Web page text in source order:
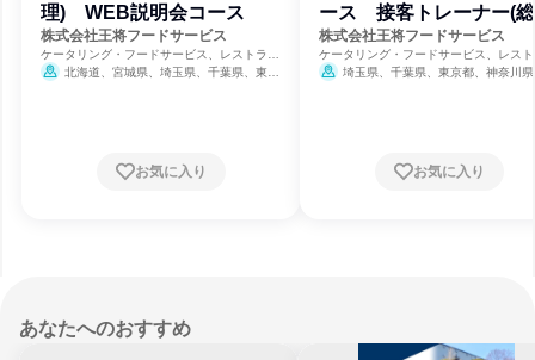
理) WEB説明会コース
株式会社王将フードサービス
ケータリング・フードサービス、レストラ
ン・カフェ、食品・飲料メーカー
北海道、宮城県、埼玉県、千葉県、東京
徳島県、香川県、愛媛県、福岡県、佐賀県、
長崎県、熊本県、大分県
お気に入り
ース 接客トレーナー(
職)
株式会社王将フードサービス
ケータリング・フードサービス、レス
ン・カフェ、食品・飲料メーカー
埼玉県、千葉県、東京都、神奈川県
お気に入り
あなたへのおすすめ